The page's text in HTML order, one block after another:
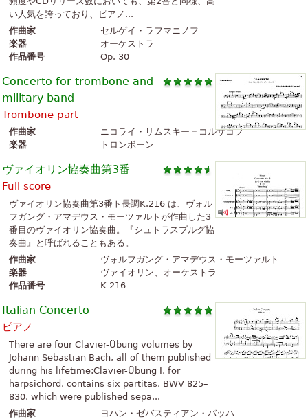
い人気を誇っており、ピアノ...
作曲家
セルゲイ・ラフマニノフ
楽器
オーケストラ
作品番号
Op. 30
Concerto for trombone and
military band
Trombone part
作曲家
ニコライ・リムスキー＝コルサコフ
楽器
トロンボーン
ヴァイオリン協奏曲第3番
Full score
ヴァイオリン協奏曲第3番ト長調K.216 は、ヴォル
フガング・アマデウス・モーツァルトが作曲した3
番目のヴァイオリン協奏曲。『シュトラスブルグ協
奏曲』と呼ばれることもある。
作曲家
ヴォルフガング・アマデウス・モーツァルト
楽器
ヴァイオリン、オーケストラ
作品番号
K 216
Italian Concerto
ピアノ
There are four Clavier-Übung volumes by
Johann Sebastian Bach, all of them published
during his lifetime:Clavier-Übung I, for
harpsichord, contains six partitas, BWV 825–
830, which were published sepa...
作曲家
ヨハン・ゼバスティアン・バッハ